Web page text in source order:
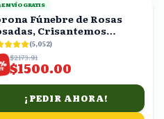
ENVÍO GRATIS
Fúnebre de Rosas
Crisantemos
y Follaje
(5,052)
$2173.91
$1500.00
¡PEDIR AHORA!